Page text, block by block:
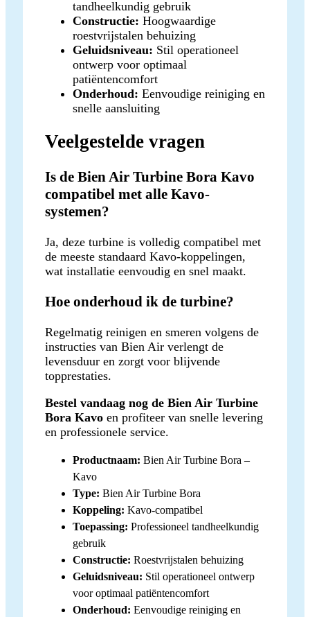
tandheelkundig gebruik
Constructie: Hoogwaardige
roestvrijstalen behuizing
Geluidsniveau: Stil operationeel
ontwerp voor optimaal
patiëntencomfort
Onderhoud: Eenvoudige reiniging en
snelle aansluiting
Veelgestelde vragen
Is de Bien Air Turbine Bora Kavo
compatibel met alle Kavo-
systemen?
Ja, deze turbine is volledig compatibel met
de meeste standaard Kavo-koppelingen,
wat installatie eenvoudig en snel maakt.
Hoe onderhoud ik de turbine?
Regelmatig reinigen en smeren volgens de
instructies van Bien Air verlengt de
levensduur en zorgt voor blijvende
topprestaties.
Bestel vandaag nog de Bien Air Turbine
Bora Kavo en profiteer van snelle levering
en professionele service.
Productnaam: Bien Air Turbine Bora –
Kavo
Type: Bien Air Turbine Bora
Koppeling: Kavo-compatibel
Toepassing: Professioneel tandheelkundig
gebruik
Constructie: Roestvrijstalen behuizing
Geluidsniveau: Stil operationeel ontwerp
voor optimaal patiëntencomfort
Onderhoud: Eenvoudige reiniging en